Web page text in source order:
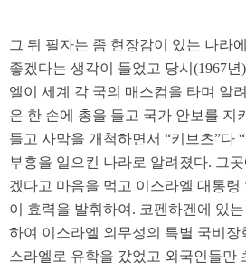
그 뒤 필자는 좀 현장감이 있는 나라
좋겠다는 생각이 들었고 당시(1967년
엘이 세계 각 국의 매스컴을 타며 알
은 한 손에 총을 들고 국가 안보를 지
들고 사막을 개척하면서 “키브츠”다
부흥을 일으킨 나라로 알려졌다. 그
겠다고 마음을 먹고 이스라엘 대통령
이 효력을 발휘하여. 코펜하겐에 있
하여 이스라엘 외무성의 특별 국비장
스라엘로 유학을 갔었고 외국인들만